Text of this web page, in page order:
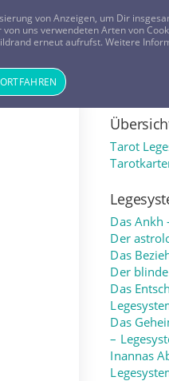
FRAGEN?
Magazin
Tarot
Das Ankh
Der
Das
Der
Das
Das
–
Inannas
von Anzeigen, um Dir
uns verwendeten Arten von
erneut aufrufst. Weitere